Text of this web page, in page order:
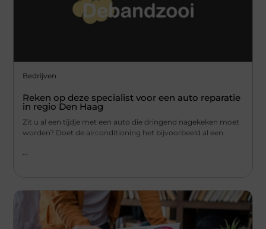
Bedrijven
Reken op deze specialist voor een auto reparatie
in regio Den Haag
Zit u al een tijdje met een auto die dringend nagekeken moet
worden? Doet de airconditioning het bijvoorbeeld al een